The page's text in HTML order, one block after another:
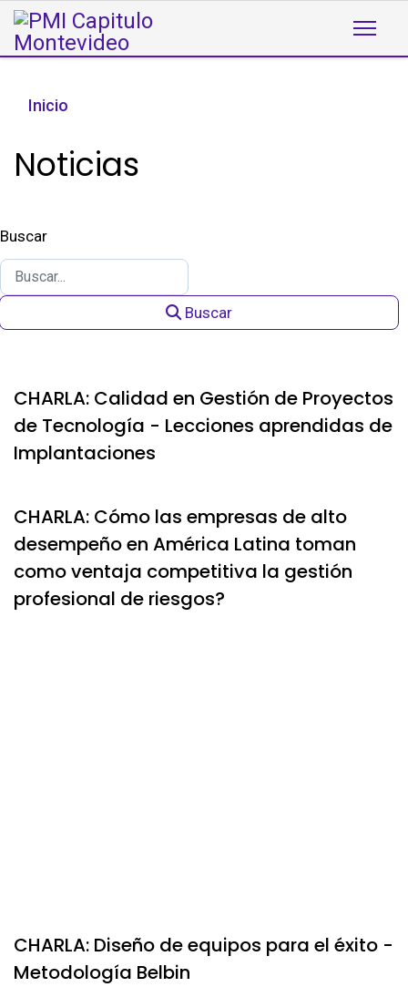
Inicio
Noticias
Buscar
Buscar
CHARLA: Calidad en Gestión de Proyectos
de Tecnología - Lecciones aprendidas de
Implantaciones
CHARLA: Cómo las empresas de alto
desempeño en América Latina toman
como ventaja competitiva la gestión
profesional de riesgos?
CHARLA: Diseño de equipos para el éxito -
Metodología Belbin